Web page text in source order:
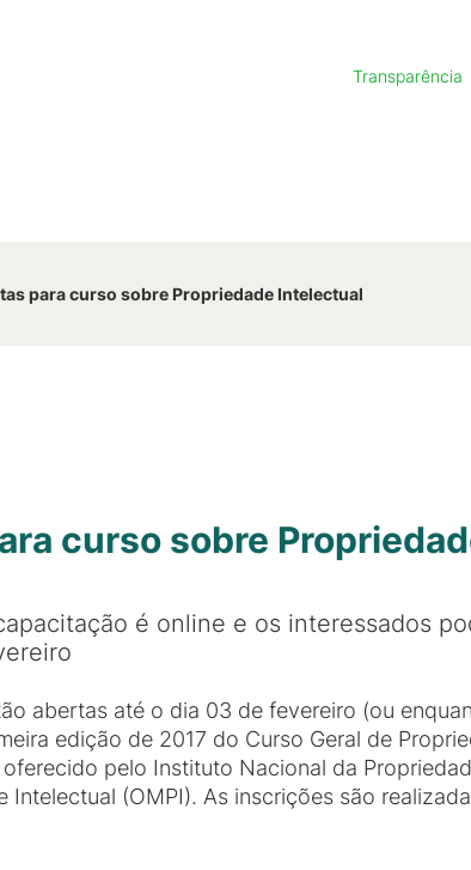
Transparência
para curso sobre Propriedade Intelectual
curso sobre
é online e os interessados
abertas até o dia 03 de fevereiro (ou
edição de 2017 do Curso Geral de
oferecido pelo Instituto Nacional da
(OMPI). As inscrições são